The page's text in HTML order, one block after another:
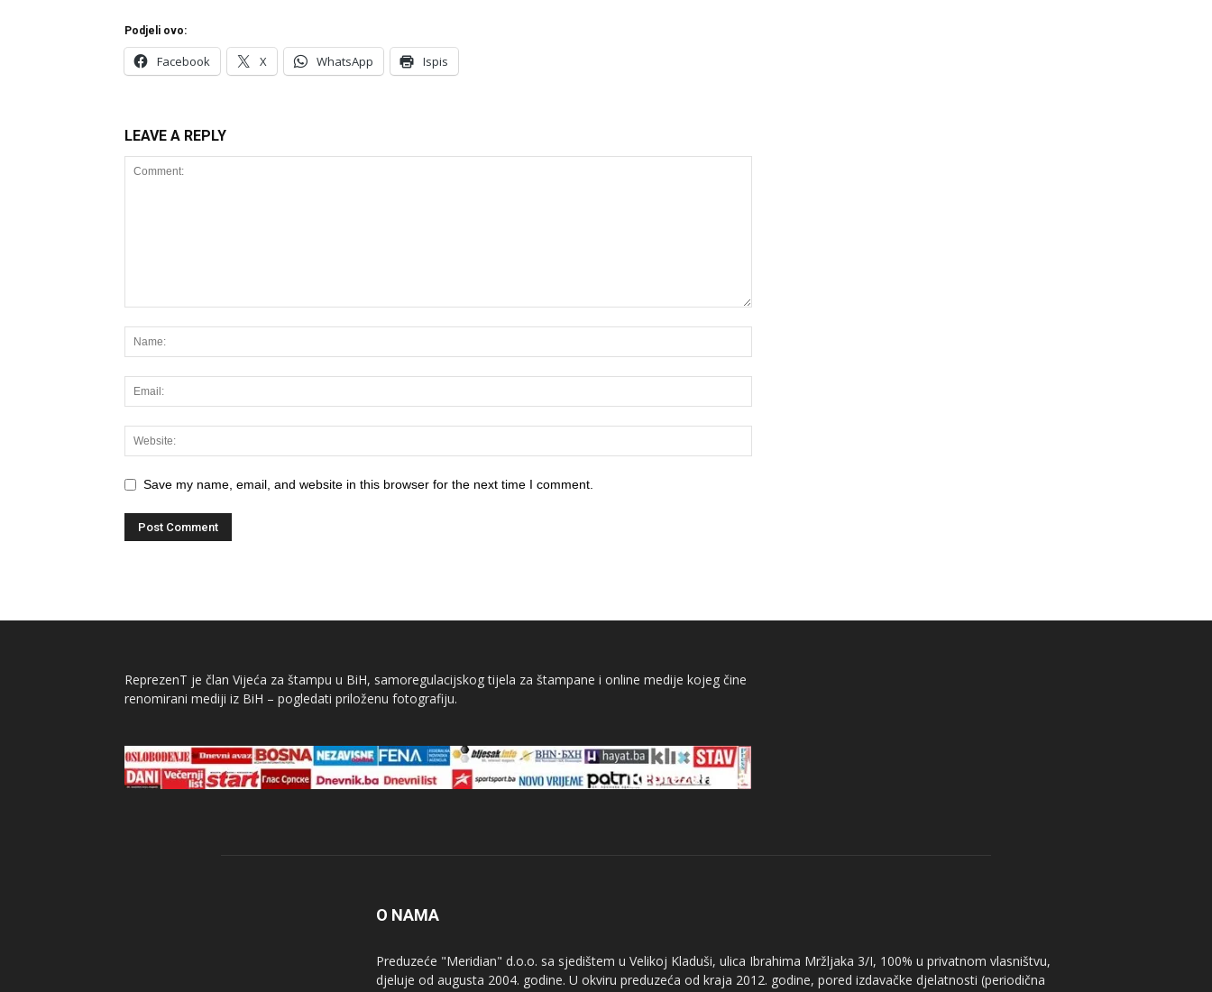
Podjeli ovo:
Facebook X WhatsApp Ispis
LEAVE A REPLY
Save my name, email, and website in this browser for the next time I comment.
ReprezenT je član Vijeća za štampu u BiH, samoregulacijskog tijela za štampane i online medije kojeg čine
renomirani mediji iz BiH – pogledati priloženu fotografiju.
O NAMA
Preduzeće "Meridian" d.o.o. sa sjedištem u Velikoj Kladuši, ulica Ibrahima Mržljaka 3/I, 100% u privatnom vlasništvu,
djeluje od augusta 2004. godine. U okviru preduzeća od kraja 2012. godine, pored izdavačke djelatnosti (periodična